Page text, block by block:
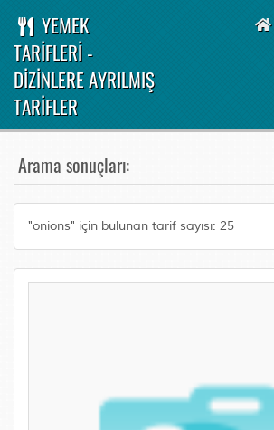
YEMEK
TARİFLERİ -
DİZİNLERE AYRILMIŞ
TARİFLER
Arama sonuçları:
"onions" için bulunan tarif sayısı: 25